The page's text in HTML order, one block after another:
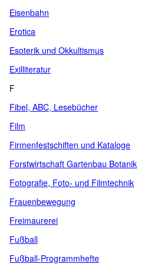
Eisenbahn
Erotica
Esoterik und Okkultismus
Exilliteratur
F
Fibel, ABC, Lesebücher
Film
Firmenfestschiften und Kataloge
Forstwirtschaft Gartenbau Botanik
Fotografie, Foto- und Filmtechnik
Frauenbewegung
Freimaurerei
Fußball
Fußball-Programmhefte